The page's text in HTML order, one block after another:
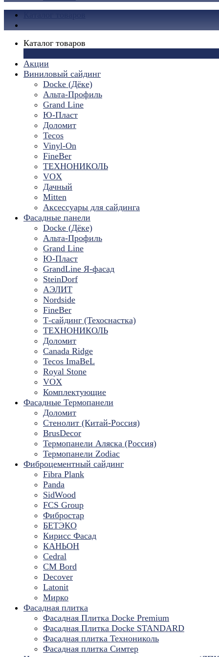
Каталог товаров
Акции
Виниловый сайдинг
Docke (Дёке)
Альта-Профиль
Grand Line
Ю-Пласт
Доломит
Tecos
Vinyl-On
FineBer
ТЕХНОНИКОЛЬ
VOX
Дачный
Mitten
Аксессуары для сайдинга
Фасадные панели
Docke (Дёке)
Альта-Профиль
Grand Line
Ю-Пласт
GrandLine Я-фасад
SteinDorf
АЭЛИТ
Nordside
FineBer
Т-сайдинг (Техоснастка)
ТЕХНОНИКОЛЬ
Доломит
Canada Ridge
Tecos ImaBeL
Royal Stone
VOX
Комплектующие
Фасадные Термопанели
Доломит
Стенолит (Китай-Россия)
BrusDecor
Термопанели Аляска (Россия)
Термопанели Zodiac
Фиброцементный сайдинг
Fibra Plank
Panda
SidWood
FCS Group
Фибростар
БЕТЭКО
Кирисс Фасад
КАНЬОН
Cedral
CM Bord
Decover
Latonit
Мирко
Фасадная плитка
Фасадная Плитка Docke Premium
Фасадная Плитка Docke STANDARD
Фасадная плитка Технониколь
Фасадная плитка Симтер